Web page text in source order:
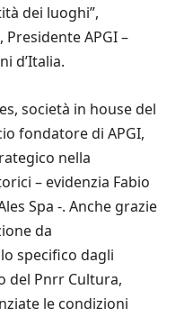
dei luoghi”,
APGI –
d’Italia.
società in house del
fondatore di APGI,
nella
– evidenzia Fabio
Spa -. Anche grazie
da
specifico dagli
del Pnrr Cultura,
le condizioni